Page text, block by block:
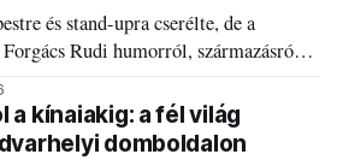
és stand-upra cserélte, de a
Rudi humorról, származásról
a kínaiakig: a fél világ
domboldalon